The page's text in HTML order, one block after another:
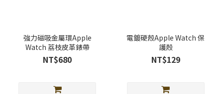
強力磁吸金屬環Apple
Watch 荔枝皮革錶帶
NT$680
電鍍硬殼Apple Watch 保
護殼
NT$129